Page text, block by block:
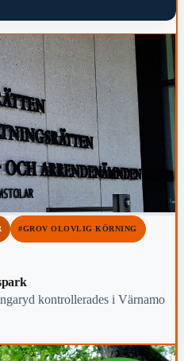
#GROV OLOVLIG KÖRNING
kontrollerades i Värnamo